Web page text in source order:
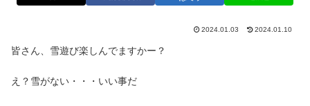
2024.01.03 2024.01.10
皆さん、雪遊び楽しんでますかー？
え？雪がない・・・いい事だ